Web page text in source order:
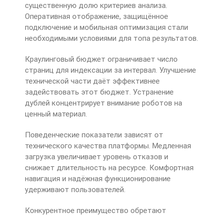
существенную долю критериев анализа.
Оперативная отображение, защищённое
подключение и мобильная оптимизация стали
необходимыми условиями для топа результатов.
Краулинговый бюджет ограничивает число
страниц для индексации за интервал. Улучшение
технической части даёт эффективнее
задействовать этот бюджет. Устранение
дублей концентрирует внимание роботов на
ценный материал.
Поведенческие показатели зависят от
технического качества платформы. Медленная
загрузка увеличивает уровень отказов и
снижает длительность на ресурсе. Комфортная
навигация и надёжная функционирование
удерживают пользователей.
Конкурентное преимущество обретают